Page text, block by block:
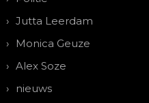
Jutta Leerdam
Monica Geuze
Alex Soze
nieuws